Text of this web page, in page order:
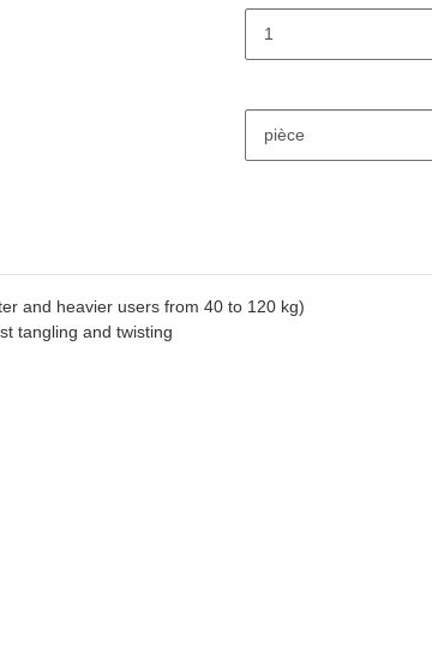
pièce
and heavier users from 40 to 120 kg)
tangling and twisting